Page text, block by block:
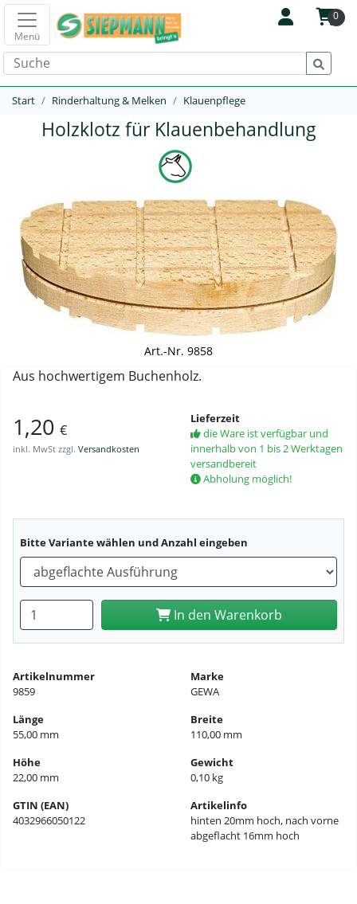
0
Menü
Start Rinderhaltung & Melken Klauenpflege
Holzklotz für Klauenbehandlung
Art.-Nr. 9858
Aus hochwertigem Buchenholz.
1,20 €
inkl. MwSt zzgl. Versandkosten
Lieferzeit
die Ware ist verfügbar und
innerhalb von 1 bis 2 Werktagen
versandbereit
Abholung möglich!
Bitte Variante wählen und Anzahl eingeben
Anzahl eingeben In den Warenkorb
Artikelnummer
9859
Marke
GEWA
Länge
55,00 mm
Breite
110,00 mm
Höhe
22,00 mm
Gewicht
0,10 kg
GTIN (EAN)
4032966050122
Artikelinfo
hinten 20mm hoch, nach vorne
abgeflacht 16mm hoch